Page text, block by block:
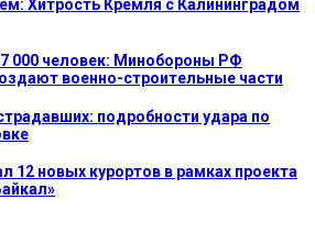
Хитрость Кремля с Калининградом
000 человек: Минобороны РФ
военно-строительные части
подробности удара по
12 новых курортов в рамках проекта